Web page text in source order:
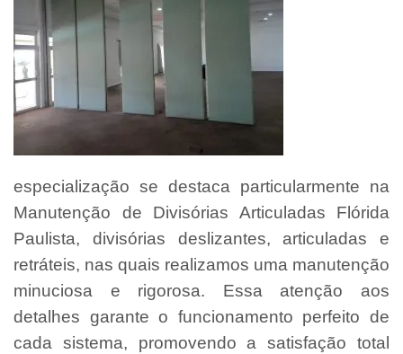
especialização se destaca particularmente na
Manutenção de Divisórias Articuladas Flórida
Paulista, divisórias deslizantes, articuladas e
retráteis, nas quais realizamos uma manutenção
minuciosa e rigorosa. Essa atenção aos
detalhes garante o funcionamento perfeito de
cada sistema, promovendo a satisfação total